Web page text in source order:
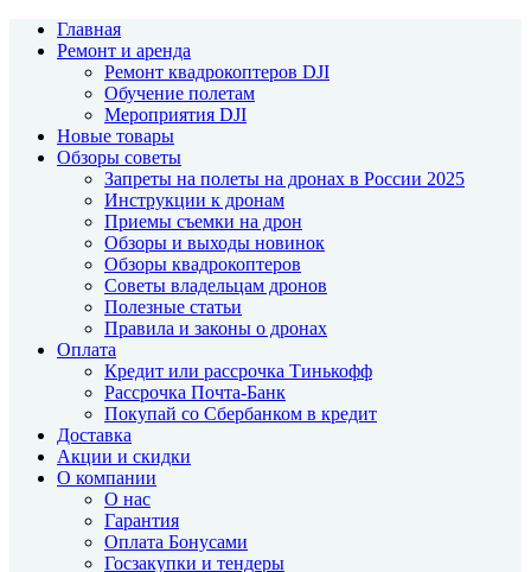
Главная
Ремонт и аренда
Ремонт квадрокоптеров DJI
Обучение полетам
Мероприятия DJI
Новые товары
Обзоры советы
Запреты на полеты на дронах в России 2025
Инструкции к дронам
Приемы съемки на дрон
Обзоры и выходы новинок
Обзоры квадрокоптеров
Советы владельцам дронов
Полезные статьи
Правила и законы о дронах
Оплата
Кредит или рассрочка Тинькофф
Рассрочка Почта-Банк
Покупай со Сбербанком в кредит
Доставка
Акции и скидки
О компании
О нас
Гарантия
Оплата Бонусами
Госзакупки и тендеры